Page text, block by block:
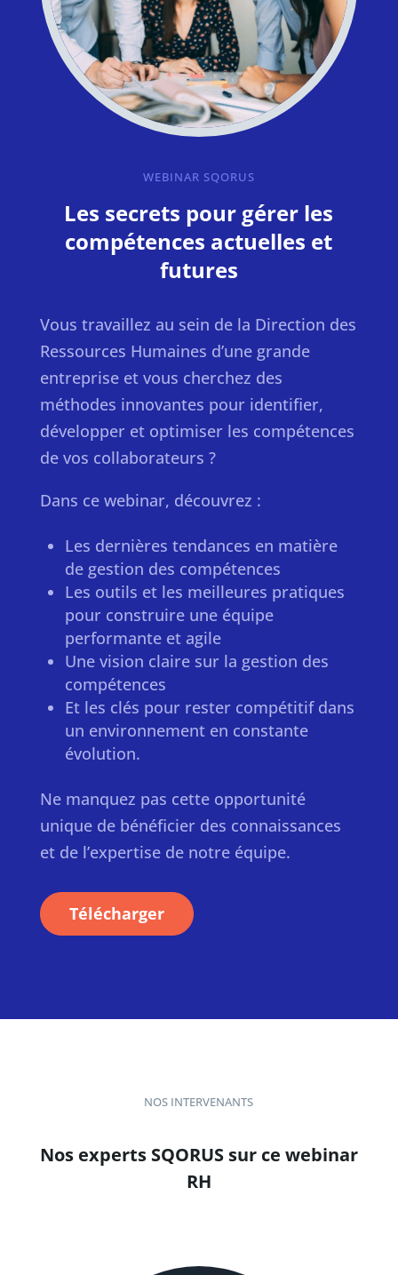
WEBINAR SQORUS
Les secrets pour gérer les
compétences actuelles et
futures
Vous travaillez au sein de la Direction des
Ressources Humaines d’une grande
entreprise et vous cherchez des
méthodes innovantes pour identifier,
développer et optimiser les compétences
de vos collaborateurs ?
Dans ce webinar, découvrez :
Les dernières tendances en matière
de gestion des compétences
Les outils et les meilleures pratiques
pour construire une équipe
performante et agile
Une vision claire sur la gestion des
compétences
Et les clés pour rester compétitif dans
un environnement en constante
évolution.
Ne manquez pas cette opportunité
unique de bénéficier des connaissances
et de l’expertise de notre équipe.
Télécharger
NOS INTERVENANTS
Nos experts SQORUS sur ce webinar
RH